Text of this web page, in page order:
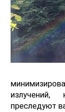
преследуют